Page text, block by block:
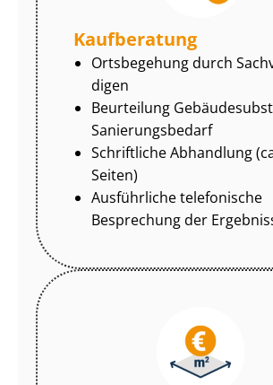
Kaufberatung
Ortsbegehung durch
di­gen
Beurteilung
Sa­nie­rungs­be­darf
Schriftliche Abhandlung
Seiten)
Ausführliche telefonische
Besprechung der